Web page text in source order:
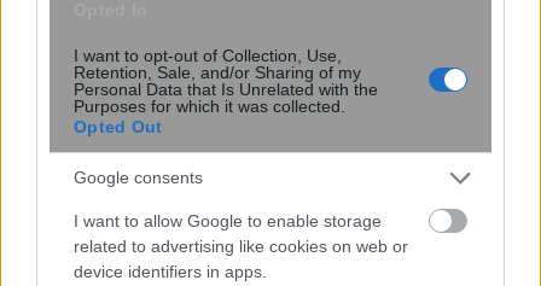
I want to opt-out of Collection, Use,
Retention, Sale, and/or Sharing of my
Personal Data that Is Unrelated with the
Purposes for which it was collected.
Opted Out
Google consents
I want to allow Google to enable storage
related to advertising like cookies on web or
device identifiers in apps.